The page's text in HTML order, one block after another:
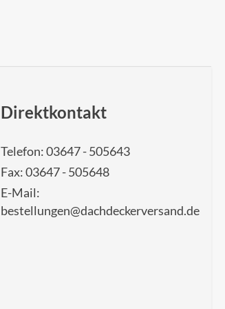
Direktkontakt
Telefon: 03647 - 505643
Fax: 03647 - 505648
E-Mail:
bestellungen@dachdeckerversand.de